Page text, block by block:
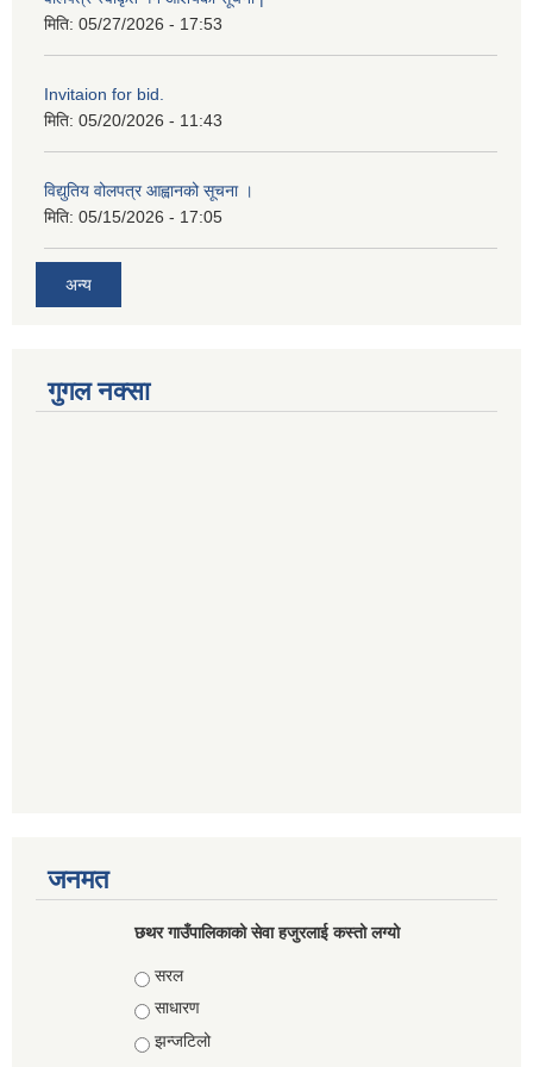
मिति: 05/27/2026 - 17:53
Invitaion for bid.
मिति: 05/20/2026 - 11:43
विद्युतिय वोलपत्र आह्वानको सूचना ।
मिति: 05/15/2026 - 17:05
अन्य
गुगल नक्सा
जनमत
छथर गाउँपालिकाको सेवा हजुरलाई कस्तो लग्यो
Choices
सरल
साधारण
झन्जटिलो